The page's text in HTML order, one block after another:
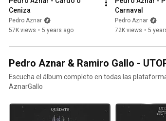
Ceniza
Pedro Aznar
57K views • 5 years ago
Carnaval
Pedro Aznar
72K views • 5
Pedro Aznar & Ramiro Gallo -
Escucha el álbum completo en todas las
AznarGallo